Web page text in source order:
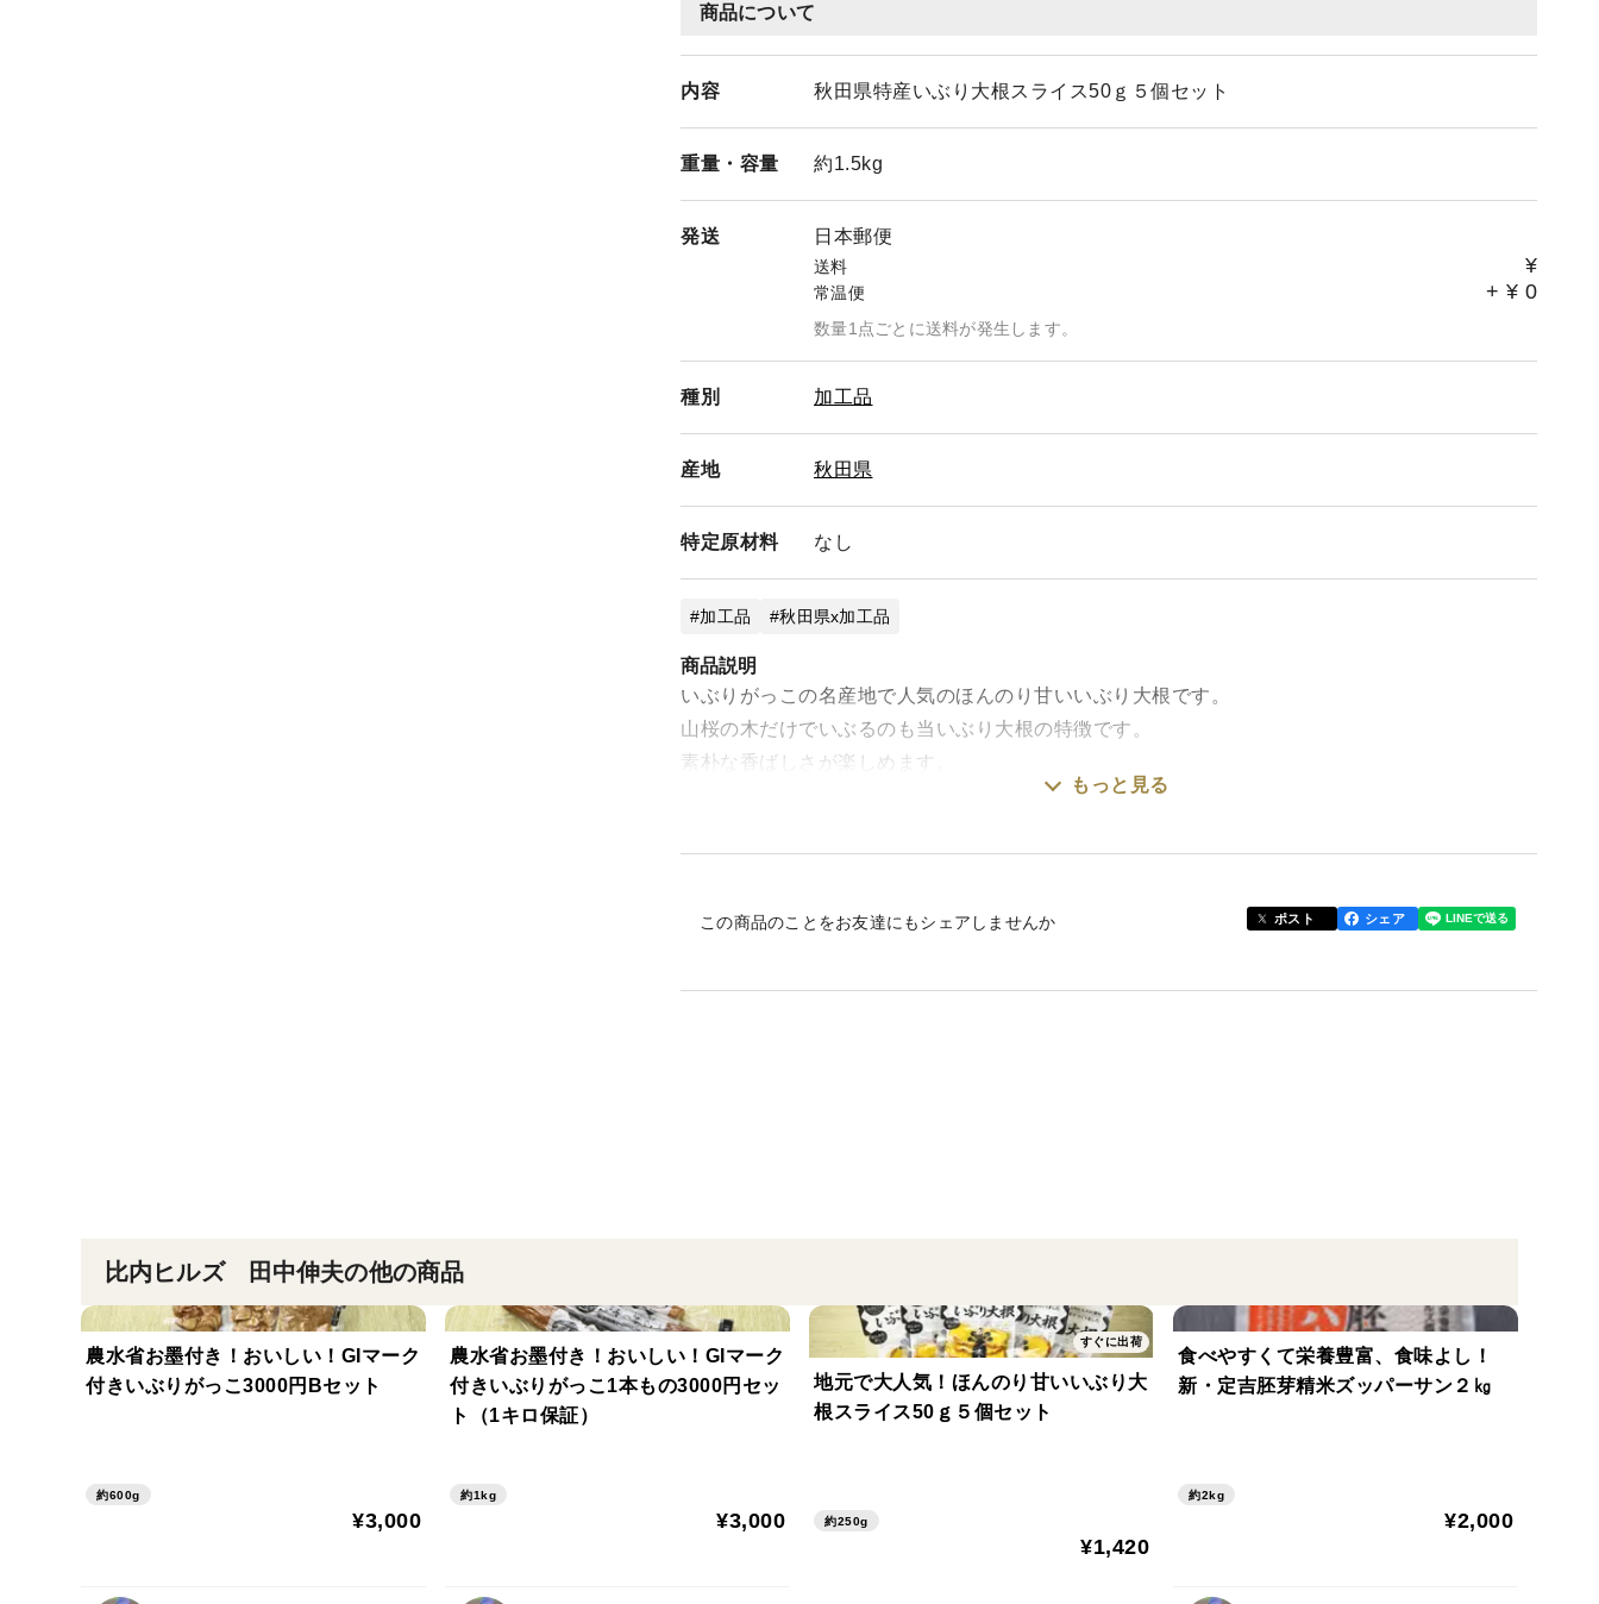
商品について
内容 秋田県特産いぶり大根スライス50ｇ５個セット
重量・ 容量 約1.5kg
発送 日本郵便
送料 ¥
常温便 + ¥ 0
数量1点ごとに送料が発生します。
種別 加工品
産地 秋田県
特定原材料 なし
加工品 秋田県x加工品
商品説明
いぶりがっこの名産地で人気のほんのり甘いいぶり大根です。
山桜の木だけでいぶるのも当いぶり大根の特徴です。
素朴な香ばしさが楽しめます。
農業者と障がい者が協力して農福連携でつくった逸品です。
もっと見る
この商品のことをお友達にもシェアしませんか ポスト シェア
比内ヒルズ 田中伸夫の他の商品
農水省お墨付き！おいしい！GIマーク
付きいぶりがっこ3000円Bセット
約600g
¥3,000
農水省お墨付き！おいしい！GIマーク
付きいぶりがっこ1本もの3000円セッ
ト（1キロ保証）
約1kg
¥3,000
すぐに出荷
地元で大人気！ほんのり甘いいぶり大
根スライス50ｇ５個セット
約250g
¥1,420
食べやすくて栄養豊富、食味よし！
新・定吉胚芽精米ズッパーサン２㎏
約2kg
¥2,000